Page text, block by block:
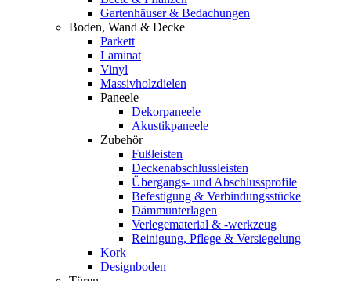
Gartenhäuser & Bedachungen
Boden, Wand & Decke
Parkett
Laminat
Vinyl
Massivholzdielen
Paneele
Dekorpaneele
Akustikpaneele
Zubehör
Fußleisten
Deckenabschlussleisten
Übergangs- und Abschlussprofile
Befestigung & Verbindungsstücke
Dämmunterlagen
Verlegematerial & -werkzeug
Reinigung, Pflege & Versiegelung
Kork
Designboden